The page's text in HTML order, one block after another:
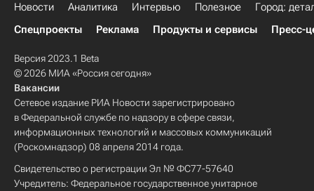
Новости Аналитика Интервью Полезное
Город:
Спецпроекты
Реклама Продукты и сервисы Пресс-
Версия 2023.1 Beta
© 2026 МИА «Россия сегодня»
Вакансии
Сетевое издание РИА Новости зарегистрировано
в Федеральной службе по надзору в сфере связи,
информационных технологий и массовых коммуникаций
(Роскомнадзор) 08 апреля 2014 года.
Свидетельство о регистрации Эл № ФС77-57640
Учредитель: Федеральное государственное унитарное